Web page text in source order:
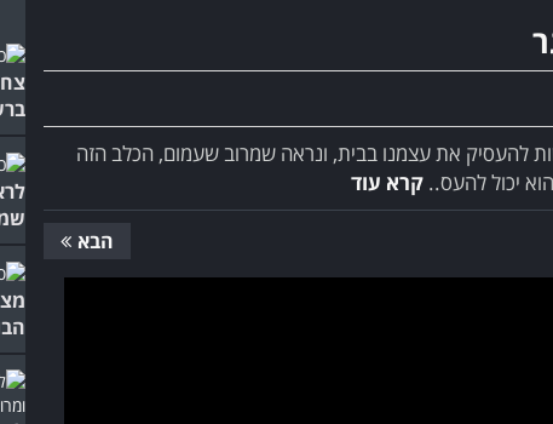
להעסיק את עצמנו בבית, ונראה שמרוב שעמום, הכלב הזה
יכול להעס.. קרא עוד
הבא